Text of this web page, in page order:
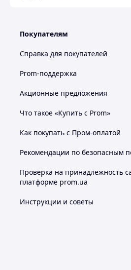
Покупателям
Справка для покупателей
Prom-поддержка
Акционные предложения
Что такое «Купить с Prom»
Как покупать с Пром-оплатой
Рекомендации по безопасным
Проверка на принадлежность
платформе prom.ua
Инструкции и советы